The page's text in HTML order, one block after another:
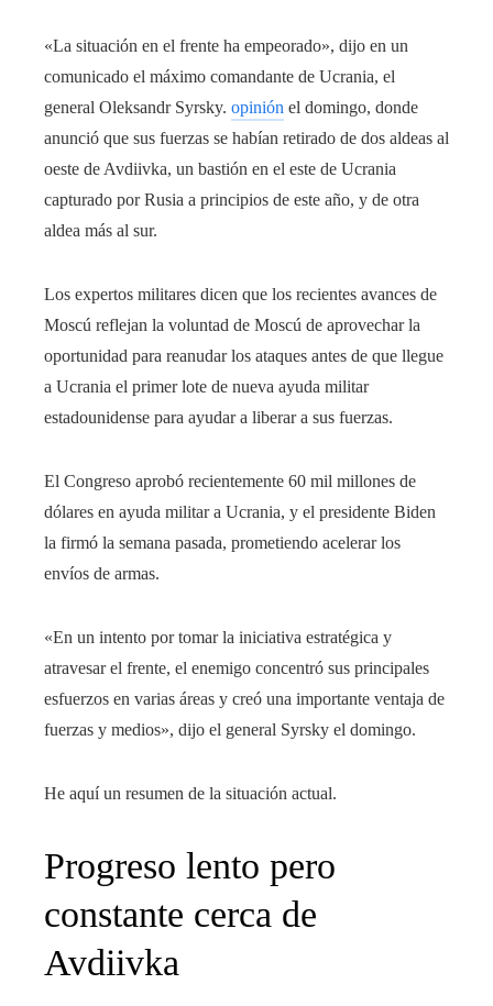
«La situación en el frente ha empeorado», dijo en un
comunicado el máximo comandante de Ucrania, el
general Oleksandr Syrsky. opinión el domingo, donde
anunció que sus fuerzas se habían retirado de dos aldeas al
oeste de Avdiivka, un bastión en el este de Ucrania
capturado por Rusia a principios de este año, y de otra
aldea más al sur.
Los expertos militares dicen que los recientes avances de
Moscú reflejan la voluntad de Moscú de aprovechar la
oportunidad para reanudar los ataques antes de que llegue
a Ucrania el primer lote de nueva ayuda militar
estadounidense para ayudar a liberar a sus fuerzas.
El Congreso aprobó recientemente 60 mil millones de
dólares en ayuda militar a Ucrania, y el presidente Biden
la firmó la semana pasada, prometiendo acelerar los
envíos de armas.
«En un intento por tomar la iniciativa estratégica y
atravesar el frente, el enemigo concentró sus principales
esfuerzos en varias áreas y creó una importante ventaja de
fuerzas y medios», dijo el general Syrsky el domingo.
He aquí un resumen de la situación actual.
Progreso lento pero
constante cerca de
Avdiivka